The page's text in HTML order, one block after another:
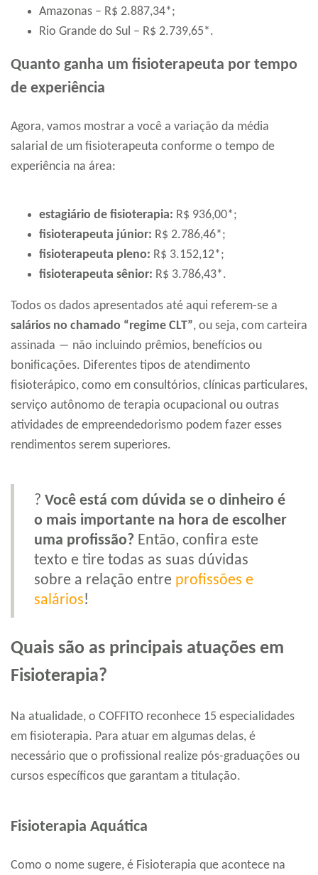
Amazonas – R$ 2.887,34*;
Rio Grande do Sul – R$ 2.739,65*.
Quanto ganha um fisioterapeuta por tempo
de experiência
Agora, vamos mostrar a você a variação da média
salarial de um fisioterapeuta conforme o tempo de
experiência na área:
estagiário de fisioterapia: R$ 936,00*;
fisioterapeuta júnior: R$ 2.786,46*;
fisioterapeuta pleno: R$ 3.152,12*;
fisioterapeuta sênior: R$ 3.786,43*.
Todos os dados apresentados até aqui referem-se a
salários no chamado “regime CLT”, ou seja, com carteira
assinada ― não incluindo prêmios, benefícios ou
bonificações. Diferentes tipos de atendimento
fisioterápico, como em consultórios, clínicas particulares,
serviço autônomo de terapia ocupacional ou outras
atividades de empreendedorismo podem fazer esses
rendimentos serem superiores.
? Você está com dúvida se o dinheiro é
o mais importante na hora de escolher
uma profissão? Então, confira este
texto e tire todas as suas dúvidas
sobre a relação entre profissões e
salários!
Quais são as principais atuações em
Fisioterapia?
Na atualidade, o COFFITO reconhece 15 especialidades
em fisioterapia. Para atuar em algumas delas, é
necessário que o profissional realize pós-graduações ou
cursos específicos que garantam a titulação.
Fisioterapia Aquática
Como o nome sugere, é Fisioterapia que acontece na